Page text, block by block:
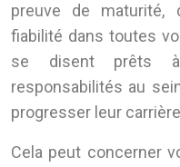
preuve de maturité,
fiabilité dans toutes
se disent prêts à
responsabilités au
progresser leur
Cela peut concerner